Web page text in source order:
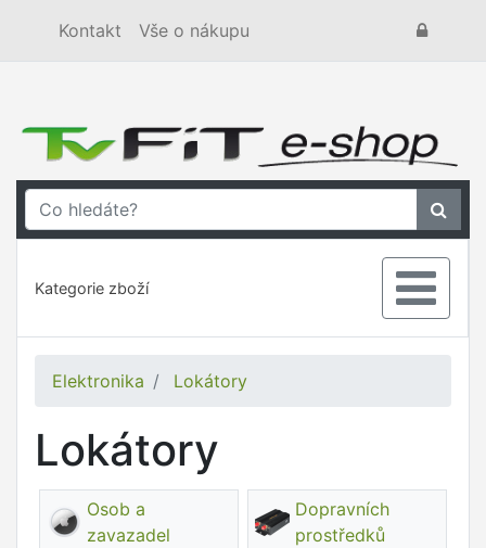
Kontakt Vše o nákupu
Kategorie zboží
Elektronika Lokátory
Lokátory
Osob a
zavazadel
Dopravních
prostředků